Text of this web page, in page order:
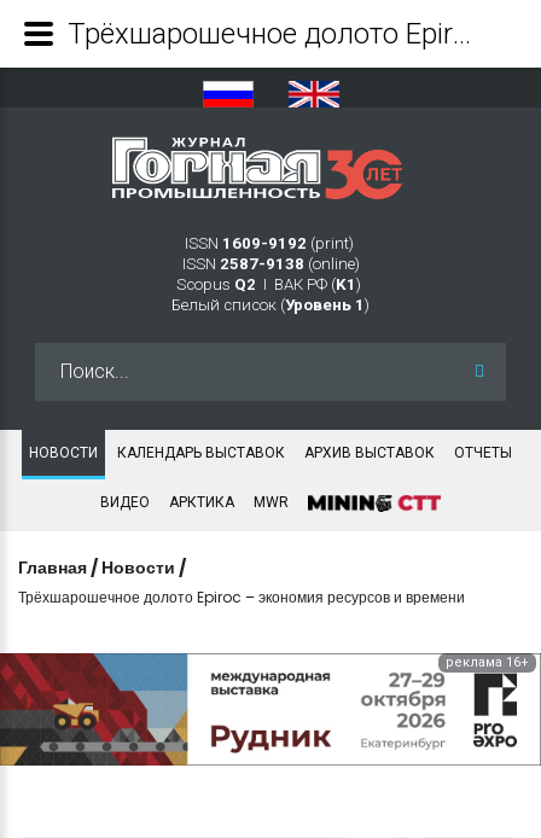
ISSN 1609-9192 (print)
ISSN 2587-9138 (online)
Scopus Q2 Ι ВАК РФ (K1 )
Белый список (Уровень 1 )
НОВОСТИ КАЛЕНДАРЬ ВЫСТАВОК АРХИВ ВЫСТАВОК ОТЧЕТЫ
ВИДЕО АРКТИКА MWR
Главная / Новости /
Трёхшарошечное долото Epiroc – экономия ресурсов и времени
реклама 16+
Трёхшарошечное долото Epiroc – экономия ресурсов и времени - Журнал Горная промышленность